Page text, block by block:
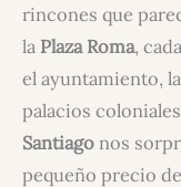
rincones que
la Plaza Roma,
el ayuntamiento, la
palacios
Santiagonos
pequeño precio